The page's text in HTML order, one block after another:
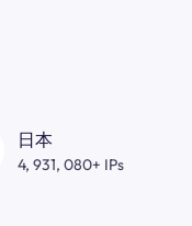
日本
4, 931, 080+ IPs